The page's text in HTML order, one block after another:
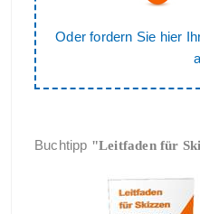
Oder fordern Sie hier
Buchtipp "Leitfaden für